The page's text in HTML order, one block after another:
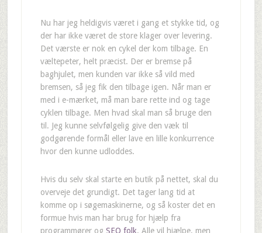
Nu har jeg heldigvis været i gang et stykke tid, og
der har ikke været de store klager over levering.
Det værste er nok en cykel der kom tilbage. En
væltepeter, helt præcist. Der er bremse på
baghjulet, men kunden var ikke så vild med
bremsen, så jeg fik den tilbage igen. Når man er
med i e-mærket, må man bare rette ind og tage
cyklen tilbage. Men hvad skal man så bruge den
til. Jeg kunne selvfølgelig give den væk til
godgørende formål eller lave en lille konkurrence
hvor den kunne udloddes.
Hvis du selv skal starte en butik på nettet, skal du
overveje det grundigt. Det tager lang tid at
komme op i søgemaskinerne, og så koster det en
formue hvis man har brug for hjælp fra
programmører og SEO folk. Alle vil hjælpe, men